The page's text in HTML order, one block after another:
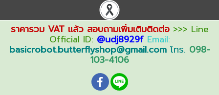
ราคารวม VAT แล้ว สอบถามเพิ่มเติมติดต่อ>>> Line
Official ID: @udj8929f Email:
basicrobot.butterflyshop@gmail.comโทร. 098-
103-4106